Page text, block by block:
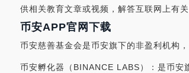
供相关教育文章或视频，解答互联网上有
币安APP官网下载
币安慈善基金会是币安旗下的非盈利机构
币安孵化器（BINANCE LABS）：是币安